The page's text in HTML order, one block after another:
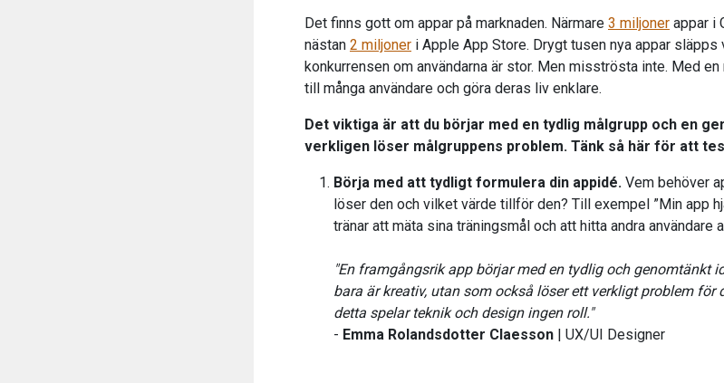
Det finns gott om appar på marknaden. Närmare 3 miljoner appar i
nästan 2 miljoner i Apple App Store. Drygt tusen nya appar släpps
konkurrensen om användarna är stor. Men misströsta inte. Med
till många användare och göra deras liv enklare.
Det viktiga är att du börjar med en tydlig målgrupp och en
verkligen löser målgruppens problem. Tänk så här för att
Börja med att tydligt formulera din appidé. Vem behöver
löser den och vilket värde tillför den? Till exempel ”Min app
tränar att mäta sina träningsmål och att hitta andra användare
"En framgångsrik app börjar med en tydlig och genomtänkt
bara är kreativ, utan som också löser ett verkligt problem för
detta spelar teknik och design ingen roll."
- Emma Rolandsdotter Claesson | UX/UI Designer